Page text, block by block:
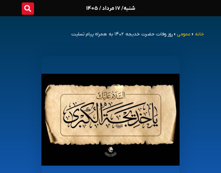
شنبه/ 17 مرداد / 1405
خانه » عمومی » روز وفات حضرت خدیجه ۱۴۰۲ به همراه پیام تسلیت